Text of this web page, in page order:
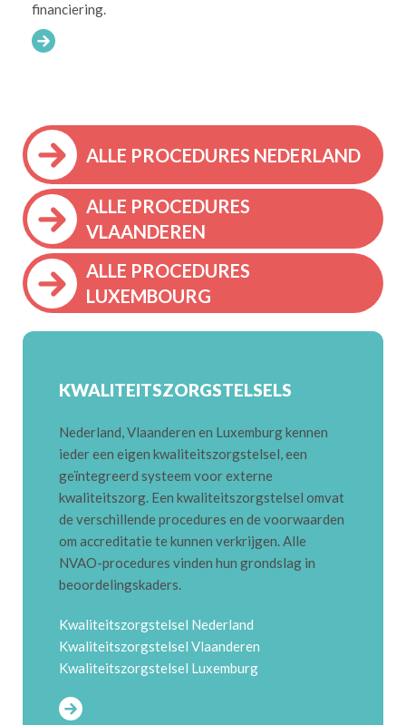
financiering.
ALLE PROCEDURES NEDERLAND
ALLE PROCEDURES
VLAANDEREN
ALLE PROCEDURES
LUXEMBOURG
KWALITEITSZORGSTELSELS
Nederland, Vlaanderen en Luxemburg kennen
ieder een eigen kwaliteitszorgstelsel, een
geïntegreerd systeem voor externe
kwaliteitszorg. Een kwaliteitszorgstelsel omvat
de verschillende procedures en de voorwaarden
om accreditatie te kunnen verkrijgen. Alle
NVAO-procedures vinden hun grondslag in
beoordelingskaders.
Kwaliteitszorgstelsel Nederland
Kwaliteitszorgstelsel Vlaanderen
Kwaliteitszorgstelsel Luxemburg